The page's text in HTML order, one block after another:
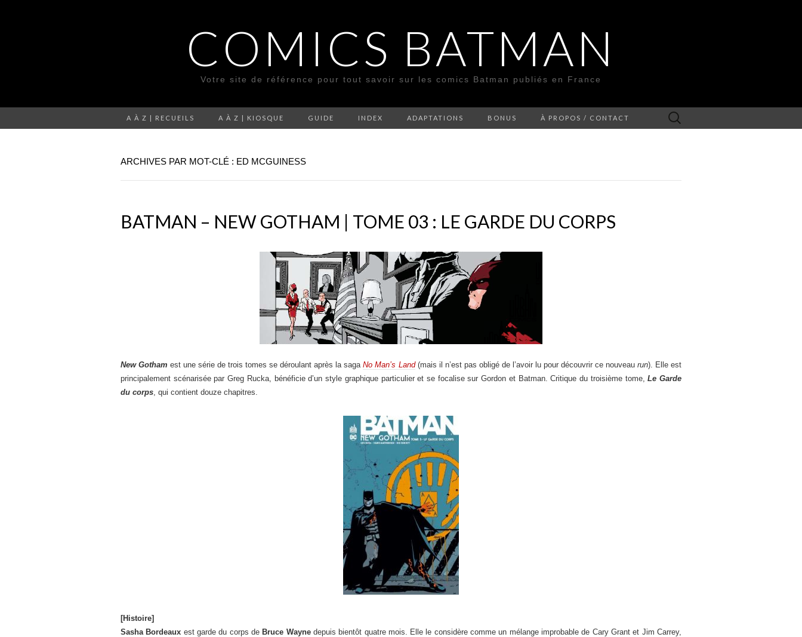
COMICS BATMAN
Votre site de référence pour tout savoir sur les comics Batman publiés en France
A À Z | RECUEILS A À Z | KIOSQUE GUIDE INDEX ADAPTATIONS BONUS À PROPOS / CONTACT Rechercher :
ARCHIVES PAR MOT-CLÉ : ED MCGUINESS
BATMAN – NEW GOTHAM | TOME 03 : LE GARDE DU CORPS
New Gotham est une série de trois tomes se déroulant après la sagaNo Man’s Land(mais il n’est pas obligé de l’avoir lu pour découvrir ce nouveau run). Elle est
principalement scénarisée par Greg Rucka, bénéficie d’un style graphique particulier et se focalise sur Gordon et Batman. Critique du troisième tome,Le Garde
du corps, qui contient douze chapitres.
[Histoire]
Sasha Bordeaux est garde du corps de Bruce Waynedepuis bientôt quatre mois. Elle le considère comme un mélange improbable de Cary Grant et Jim Carrey,